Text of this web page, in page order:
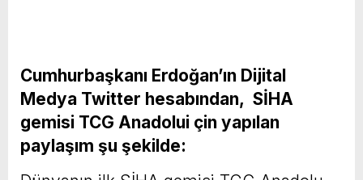
Cumhurbaşkanı Erdoğan’ın Dijital
Medya Twitter hesabından, SİHA
gemisi TCG Anadolui çin yapılan
paylaşım şu şekilde: